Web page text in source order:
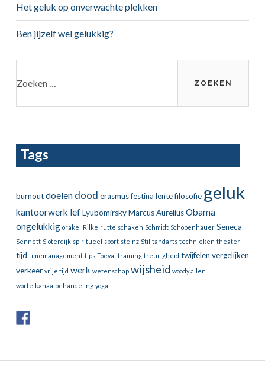
Het geluk op onverwachte plekken
Ben jijzelf wel gelukkig?
naar:
Tags
burnoutdoelen dood erasmusfestina lentefilosofie geluk
kantoorwerk lefLyubomirskyMarcus AureliusObama
ongelukkig orakel Rilke rutte schaken Schmidt Schopenhauer Seneca
Sennett Sloterdijk spiritueel sport steinz Stil tandarts technieken theater
tijd timemanagement tips Toeval training treurigheid twijfelen vergelijken
verkeer vrije tijd werk wetenschap wijsheid woody allen
wortelkanaalbehandeling yoga